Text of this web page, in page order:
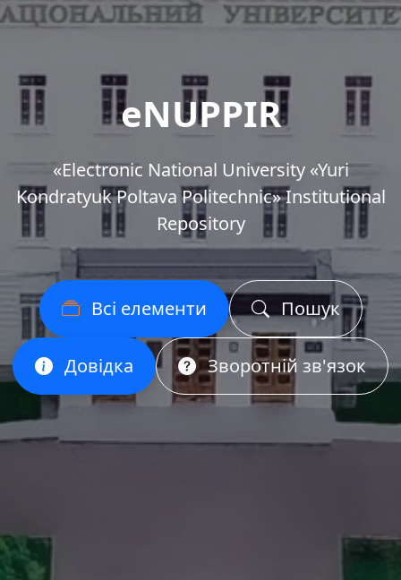
eNUPPIR
«Еlectronic National University «Yuri
Kondratyuk Poltava Politechnic» Institutional
Repository
Всі елементи Пошук
Довідка Зворотній зв'язок